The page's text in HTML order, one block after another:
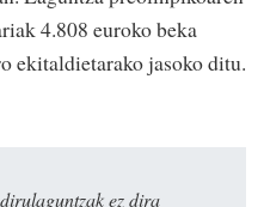
4.808 euroko beka
ekitaldietarako jasoko ditu.
ez dira